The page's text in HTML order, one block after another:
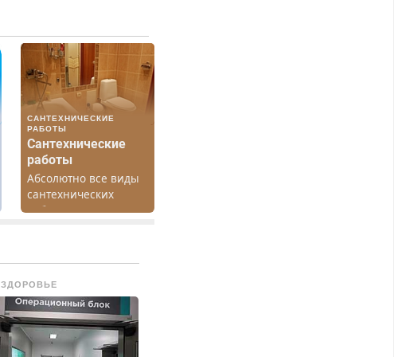
САНТЕХНИЧЕСКИЕ
РАБОТЫ
Сантехнические
работы
Абсолютно все виды
сантехнических
работ. Быстро.
ЗДОРОВЬЕ